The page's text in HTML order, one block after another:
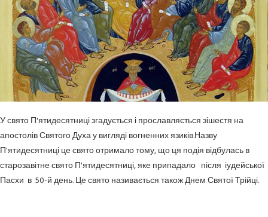
У свято П'ятидесятниці згадується і прославляється зішестя на
апостолів Святого Духа у вигляді вогненних язиків.Назву
П'ятидесятниці це свято отримало тому, що ця подія відбулась в
старозавітне свято П'ятидесятниці, яке припадало після іудейської
Пасхи в 50-й день. Це свято називається також Днем Святої Трійці.